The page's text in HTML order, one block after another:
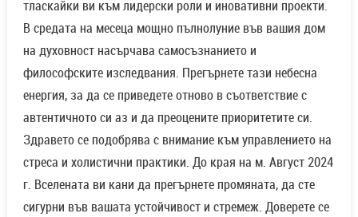
тласкайки ви към лидерски роли и иновативни проекти.
В средата на месеца мощно пълнолуние във вашия дом
на духовност насърчава самосъзнанието и
философските изследвания. Прегърнете тази небесна
енергия, за да се приведете отново в съответствие с
автентичното си аз и да преоцените приоритетите си.
Здравето се подобрява с внимание към управлението на
стреса и холистични практики. До края на м. Август 2024
г. Вселената ви кани да прегърнете промяната, да сте
сигурни във вашата устойчивост и стремеж. Доверете се